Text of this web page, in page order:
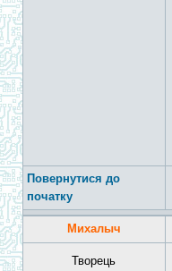
Повернутися до
початку
Михалыч
Творець